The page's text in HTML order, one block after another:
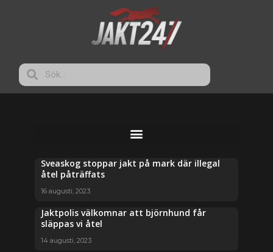
Sveaskog stoppar jakt på mark där illegal
åtel påträffats
16 augusti, 2023
Jaktpolis välkomnar att björnhund får
släppas vi åtel
14 augusti, 2023